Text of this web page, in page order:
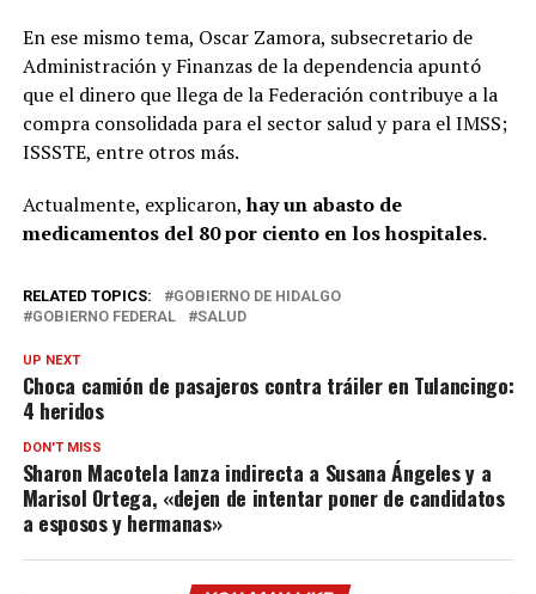
En ese mismo tema, Oscar Zamora, subsecretario de
Administración y Finanzas de la dependencia apuntó
que el dinero que llega de la Federación contribuye a la
compra consolidada para el sector salud y para el IMSS;
ISSSTE, entre otros más.
Actualmente, explicaron,hay un abasto de
medicamentos del 80 por ciento en los hospitales.
RELATED TOPICS:
GOBIERNO DE HIDALGO
GOBIERNO FEDERAL
SALUD
UP NEXT
Choca camión de pasajeros contra tráiler en Tulancingo:
4 heridos
DON'T MISS
Sharon Macotela lanza indirecta a Susana Ángeles y a
Marisol Ortega, «dejen de intentar poner de candidatos
a esposos y hermanas»